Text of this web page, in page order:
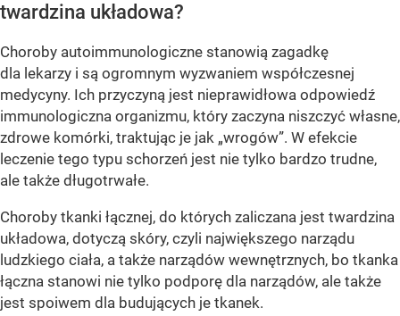
twardzina układowa?
Choroby autoimmunologiczne stanowią zagadkę
dla lekarzy i są ogromnym wyzwaniem współczesnej
medycyny. Ich przyczyną jest nieprawidłowa odpowiedź
immunologiczna organizmu, który zaczyna niszczyć własne,
zdrowe komórki, traktując je jak „wrogów”. W efekcie
leczenie tego typu schorzeń jest nie tylko bardzo trudne,
ale także długotrwałe.
Choroby tkanki łącznej, do których zaliczana jest twardzina
układowa, dotyczą skóry, czyli największego narządu
ludzkiego ciała, a także narządów wewnętrznych, bo tkanka
łączna stanowi nie tylko podporę dla narządów, ale także
jest spoiwem dla budujących je tkanek.